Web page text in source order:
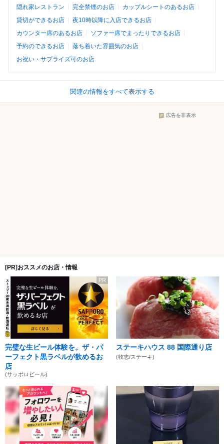
隠れ家レストラン
完全禁煙のお店
カップルシートのあるお店
貸切ができるお店
夜10時以降に入店できるお店
カウンター席のあるお店
ソファー席でまったりできるお店
予約のできるお店
落ち着いた雰囲気のお店
お祝い・サプライズ可のお店
関連の情報をすべて表示する
広告を非表示
[PR]おススメのお店・情報
PR
完璧な生ビール体験を。ザ・パ
ーフェクト黒ラベルが飲めるお
店
(サッポロビール)
ステーキハウス 88 国際通り店
(牧志/ステーキ)